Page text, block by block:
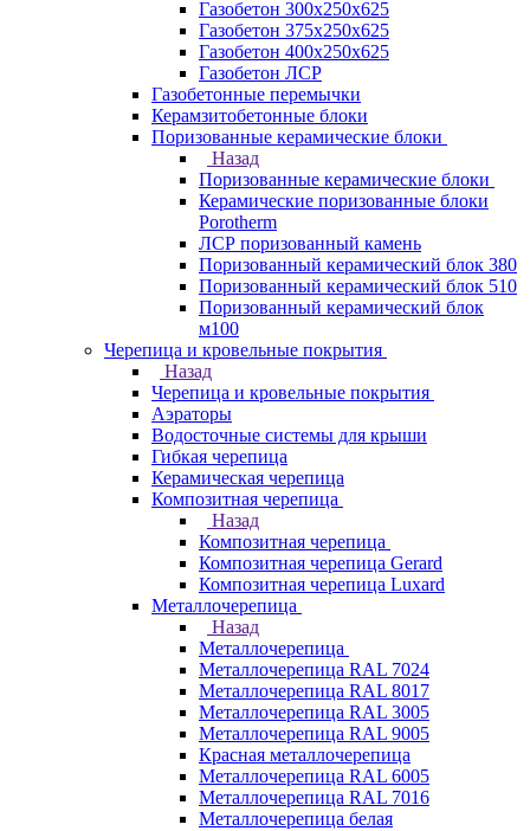
Газобетон 300х250х625
Газобетон 375х250х625
Газобетон 400х250х625
Газобетон ЛСР
Газобетонные перемычки
Керамзитобетонные блоки
Поризованные керамические блоки
Назад
Поризованные керамические блоки
Керамические поризованные блоки
Porotherm
ЛСР поризованный камень
Поризованный керамический блок 380
Поризованный керамический блок 510
Поризованный керамический блок
м100
Черепица и кровельные покрытия
Назад
Черепица и кровельные покрытия
Аэраторы
Водосточные системы для крыши
Гибкая черепица
Керамическая черепица
Композитная черепица
Назад
Композитная черепица
Композитная черепица Gerard
Композитная черепица Luxard
Металлочерепица
Назад
Металлочерепица
Металлочерепица RAL 7024
Металлочерепица RAL 8017
Металлочерепица RAL 3005
Металлочерепица RAL 9005
Красная металлочерепица
Металлочерепица RAL 6005
Металлочерепица RAL 7016
Металлочерепица белая